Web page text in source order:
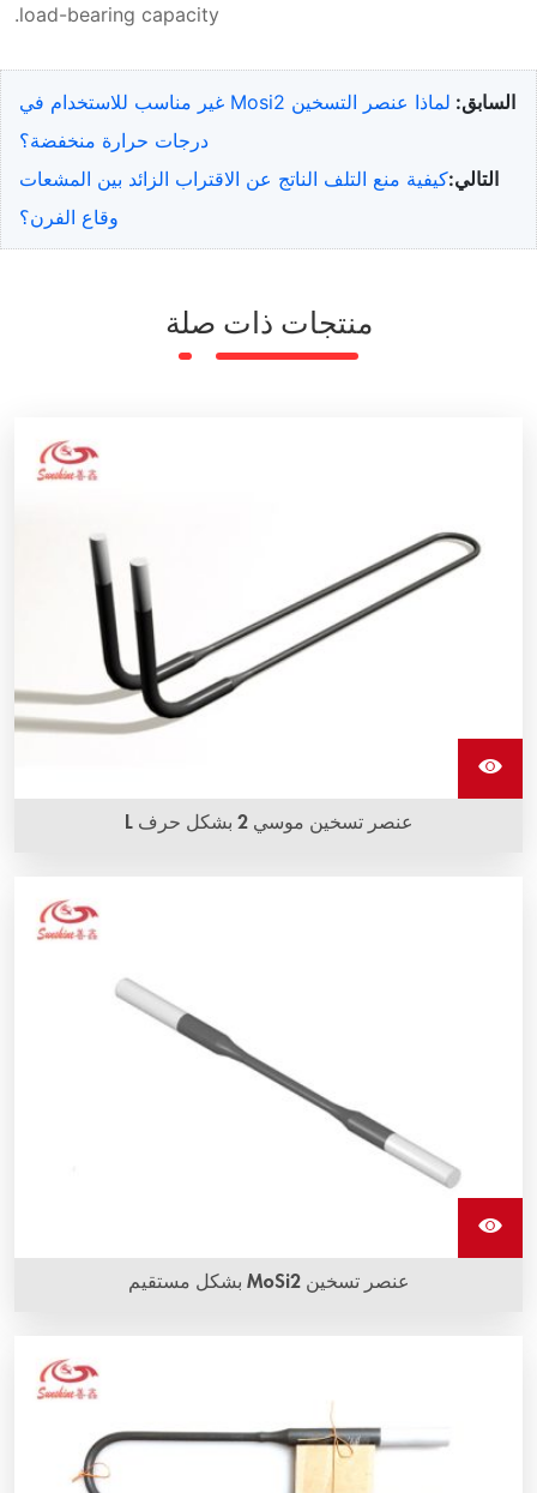
load-bearing capacity.
السابق:
لماذا عنصر التسخين Mosi2 غير مناسب للاستخدام في
درجات حرارة منخفضة؟
التالي:كيفية منع التلف الناتج عن الاقتراب الزائد بين المشعات
وقاع الفرن؟
منتجات ذات صلة
عنصر تسخين موسي 2 بشكل حرف L
(MoSi2) بأشكال وأحجام متنوعة وتتميز بأعلى درجات الحرارة
عنصر تسخين MoSi2 بشكل مستقيم